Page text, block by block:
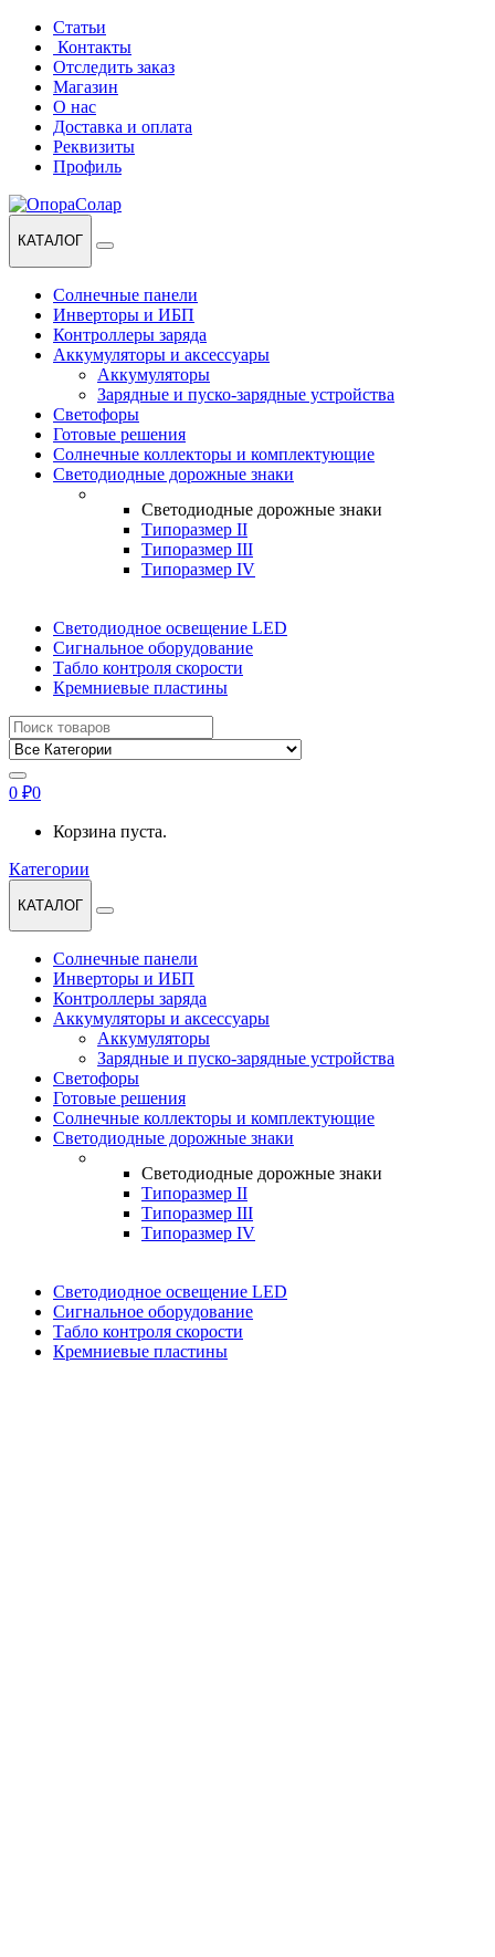
Перейти
навигации
Перейти
содержанию
Статьи
Контакты
Отследить заказ
Магазин
О нас
Доставка и оплата
Реквизиты
Профиль
КАТАЛОГ
Солнечные панели
Инверторы и ИБП
Контроллеры заряда
Аккумуляторы и аксессуары
Аккумуляторы
Зарядные и пуско-зарядные устройства
Светофоры
Готовые решения
Солнечные коллекторы и комплектующие
Светодиодные дорожные знаки
Светодиодные дорожные знаки
Типоразмер II
Типоразмер III
Типоразмер IV
Светодиодное освещение LED
Сигнальное оборудование
Табло контроля скорости
Кремниевые пластины
Найти:
0 ₽0
Корзина пуста.
Категории
КАТАЛОГ
Солнечные панели
Инверторы и ИБП
Контроллеры заряда
Аккумуляторы и аксессуары
Аккумуляторы
Зарядные и пуско-зарядные устройства
Светофоры
Готовые решения
Солнечные коллекторы и комплектующие
Светодиодные дорожные знаки
Светодиодные дорожные знаки
Типоразмер II
Типоразмер III
Типоразмер IV
Светодиодное освещение LED
Сигнальное оборудование
Табло контроля скорости
Кремниевые пластины